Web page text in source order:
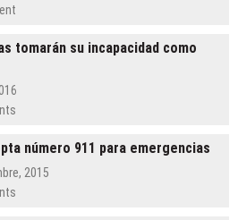
tomarán su incapacidad como
número 911 para emergencias
2015